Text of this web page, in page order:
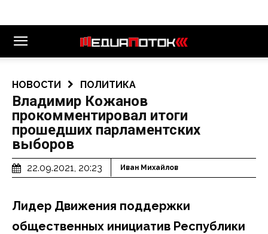
НОВОСТИ ПОЛИТИКА
Владимир Кожанов
прокомментировал итоги
прошедших парламентских
выборов
22.09.2021, 20:23 Иван Михайлов
Лидер Движения поддержки
общественных инициатив Республики